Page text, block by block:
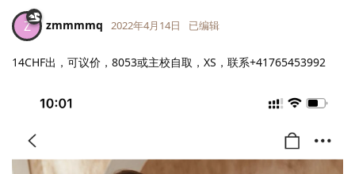
Z zmmmmq 2022年4月14日 已编辑
14CHF出，可议价，8053或主校自取，XS，联系+41765453992